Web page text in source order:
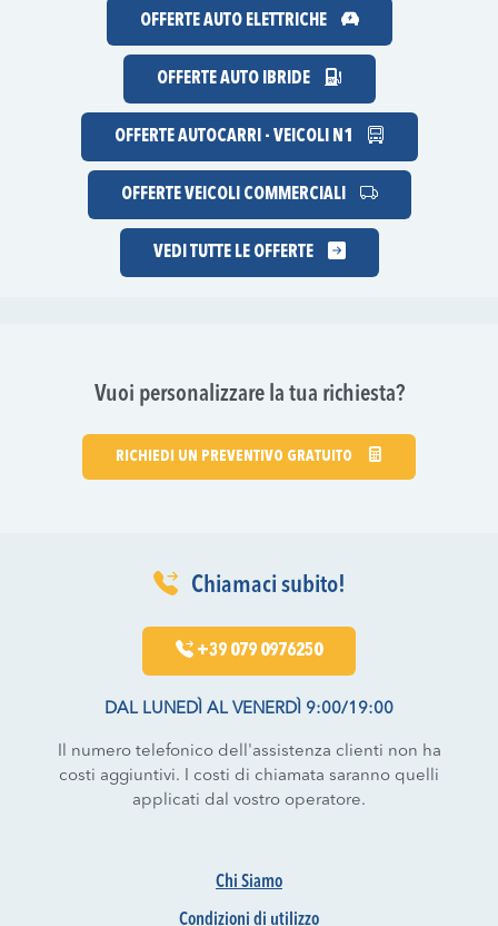
OFFERTE AUTO ELETTRICHE
OFFERTE AUTO IBRIDE
OFFERTE AUTOCARRI - VEICOLI N1
OFFERTE VEICOLI COMMERCIALI
VEDI TUTTE LE OFFERTE
Vuoi personalizzare la tua richiesta?
RICHIEDI UN PREVENTIVO GRATUITO
Chiamaci subito!
+39 079 0976250
DAL LUNEDÌ AL VENERDÌ 9:00/19:00
Il numero telefonico dell'assistenza clienti non ha
costi aggiuntivi. I costi di chiamata saranno quelli
applicati dal vostro operatore.
Chi Siamo
Condizioni di utilizzo